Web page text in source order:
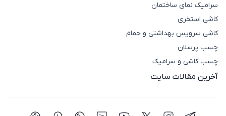
سرامیک نمای ساختمان
کاشی استخری
کاشی سرویس بهداشتی و حمام
چسب پرسلان
چسب کاشی و سرامیک
آخرین مقالات سایت